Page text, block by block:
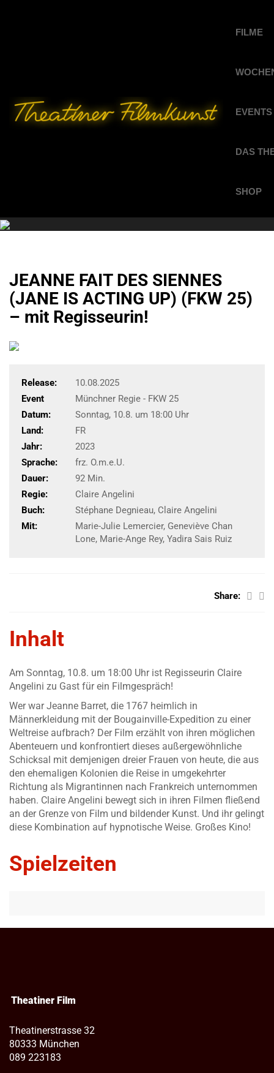
FILME
EVENTS
DAS
SHOP
JEANNE FAIT DES SIENNES
(JANE IS ACTING UP) (FKW 25)
– mit Regisseurin!
Release:
10.08.2025
Event
Münchner Regie - FKW 25
Datum:
Sonntag, 10.8. um 18:00 Uhr
Land:
FR
Jahr:
2023
Sprache:
frz. O.m.e.U.
Dauer:
92 Min.
Regie:
Claire Angelini
Buch:
Stéphane Degnieau, Claire Angelini
Mit:
Marie-Julie Lemercier, Geneviève Chan
Lone, Marie-Ange Rey, Yadira Sais Ruiz
Share:
Inhalt
Am Sonntag, 10.8. um 18:00 Uhr ist Regisseurin Claire
Angelini zu Gast für ein Filmgespräch!
Wer war Jeanne Barret, die 1767 heimlich in
Männerkleidung mit der Bougainville-Expedition zu einer
Weltreise aufbrach? Der Film erzählt von ihren möglichen
Abenteuern und konfrontiert dieses außergewöhnliche
Schicksal mit demjenigen dreier Frauen von heute, die aus
den ehemaligen Kolonien die Reise in umgekehrter
Richtung als Migrantinnen nach Frankreich unternommen
haben. Claire Angelini bewegt sich in ihren Filmen fließend
an der Grenze von Film und bildender Kunst. Und ihr gelingt
diese Kombination auf hypnotische Weise. Großes Kino!
Spielzeiten
Theatiner Film
Theatinerstrasse 32
80333 München
089 223183